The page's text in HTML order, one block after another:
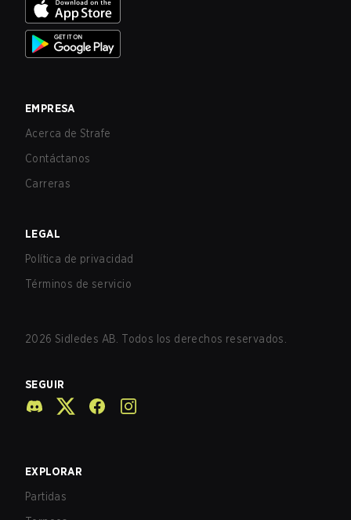
EMPRESA
Acerca de Strafe
Contáctanos
Carreras
LEGAL
Política de privacidad
Términos de servicio
2026 Sidledes AB. Todos los derechos reservados.
SEGUIR
EXPLORAR
Partidas